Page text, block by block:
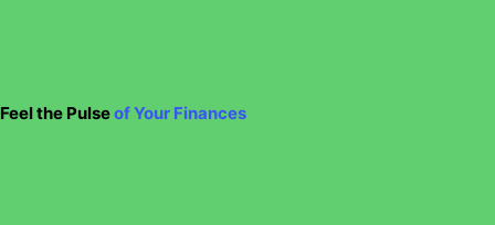
Feel the Pulseof Your Finances